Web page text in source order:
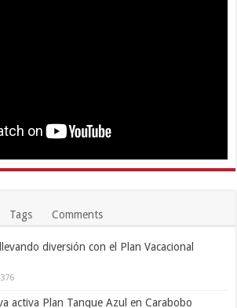
Tags Comments
diversión con el Plan Vacacional
activa Plan Tanque Azul en Carabobo